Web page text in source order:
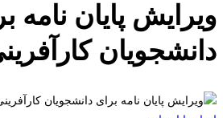
پایان نامه برای
کارآفرینی